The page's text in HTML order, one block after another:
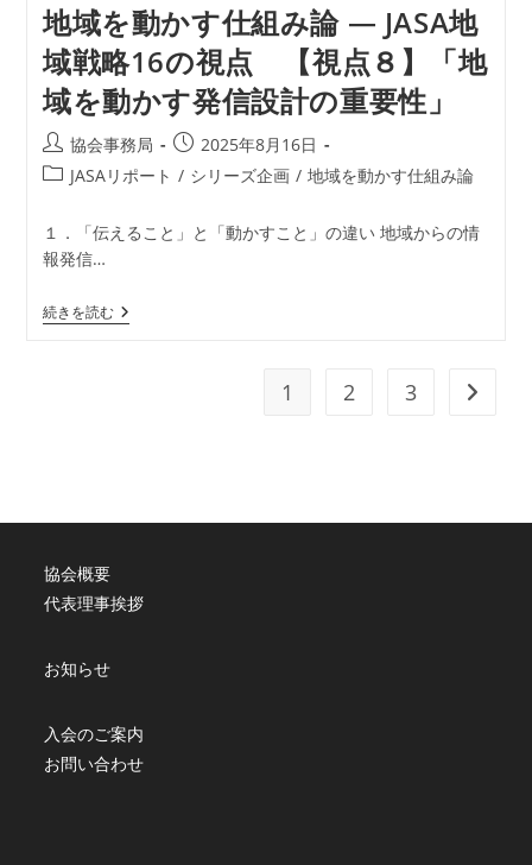
支
援
の
あ
り
方
と
は
地域を動かす仕組み論 ― JASA地
域戦略16の視点 【視点８】「地
域を動かす発信設計の重要性」
投
稿
協会事務局
投
稿
日:
2025年8月16日
投
カ
テ
ゴ
ー:
JASAリポート / シリーズ企画 / 地域を動かす仕組み論
１．「伝えること」と「動かすこと」の違い 地域からの情
報発信…
続きを読む地
域
JASA
略
16
８】
「地
域
1 2 3 次のペ
協会概要
代表理事挨拶
お知らせ
入会のご案内
お問い合わせ